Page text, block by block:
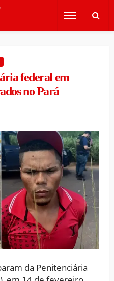
federal em
no Pará
da Penitenciária